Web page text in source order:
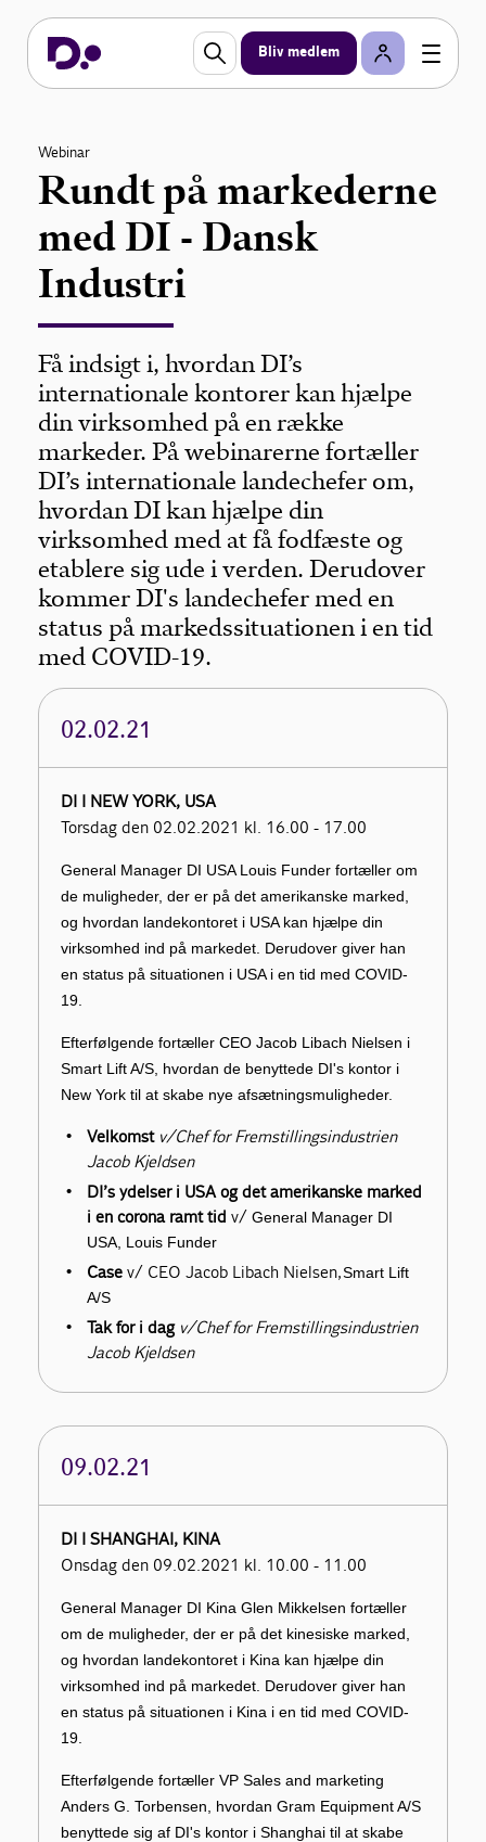
Bliv medlem
Webinar
Rundt på markederne
med DI - Dansk
Industri
Få indsigt i, hvordan DI’s
internationale kontorer kan hjælpe
din virksomhed på en række
markeder. På webinarerne fortæller
DI’s internationale landechefer om,
hvordan DI kan hjælpe din
virksomhed med at få fodfæste og
etablere sig ude i verden. Derudover
kommer DI's landechefer med en
status på markedssituationen i en tid
med COVID-19.
02.02.21
DI I NEW YORK, USA
Torsdag den 02.02.2021 kl. 16.00 - 17.00
General Manager DI USA Louis Funder fortæller om
de muligheder, der er på det amerikanske marked,
og hvordan landekontoret i USA kan hjælpe din
virksomhed ind på markedet. Derudover giver han
en status på situationen i USA i en tid med COVID-
19.
Efterfølgende fortæller CEO Jacob Libach Nielsen i
Smart Lift A/S, hvordan de benyttede DI's kontor i
New York til at skabe nye afsætningsmuligheder.
Velkomst v/Chef for Fremstillingsindustrien
Jacob Kjeldsen
DI’s ydelser i USA og det amerikanske marked
i en corona ramt tidv/General Manager DI
USA, Louis Funder
Casev/ CEO Jacob Libach Nielsen,Smart Lift
A/S
Tak for i dag v/Chef for Fremstillingsindustrien
Jacob Kjeldsen
09.02.21
DI I SHANGHAI, KINA
Onsdag den 09.02.2021 kl. 10.00 - 11.00
General Manager DI Kina Glen Mikkelsen fortæller
om de muligheder, der er på det kinesiske marked,
og hvordan landekontoret i Kina kan hjælpe din
virksomhed ind på markedet. Derudover giver han
en status på situationen i Kina i en tid med COVID-
19.
Efterfølgende fortæller VP Sales and marketing
Anders G. Torbensen, hvordan Gram Equipment A/S
benyttede sig af DI's kontor i Shanghai til at skabe